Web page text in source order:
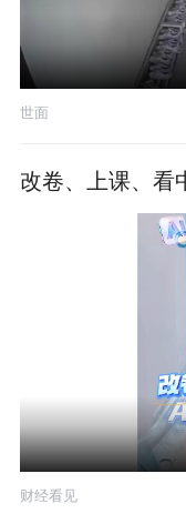
世面
改卷、上课、看
财经看见